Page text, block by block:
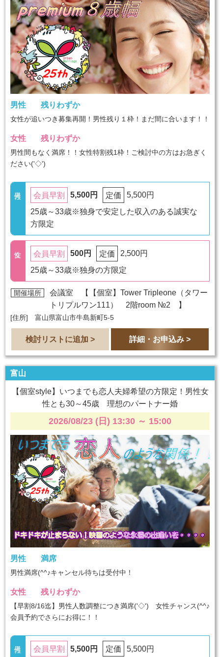
男性 残りわずか
女性が追いつき募集再開！男性残り１枠！まだ間に合います！！
女性 残りわずか
男性間もなく満席！！女性特割残1枠！ご検討中の方はお急ぎく
ださい('◇')ゞ
会員早割 5,500円 定価
5,500円
25歳～33歳※独身で安定した収入のある誠実な
方限定
会員早割 500円 定価
2,500円
25歳～33歳※独身の方限定
開催場所 会議室 【
【個室】Tower Tripleone（タワー
トリプルワン111） 2階room №2
】
[住所] 富山県富山市牛島新町5-5
検討リストに追加 > 詳細・お申込み >
富山
【個室style】いつまでも恋人夫婦希望の方限定！男性女
性とも30～45歳 理想のパートナー婚
2026/08/23 (日) 13:30 ～ 15:00
男性 満席
男性満席(^^♪キャンセル待ちは受付中！
女性 残りわずか
【早割8/16迄】男性人数調整につき満席('◇')ゞ女性チャンス(^^♪
会員予約でさらにお得に！！
会員早割 5,500円 定価 5,500円